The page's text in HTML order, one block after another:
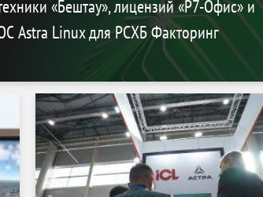
«Бештау», лицензий «Р7-Офис» и
Astra Linux для РСХБ Факторинг